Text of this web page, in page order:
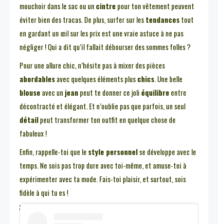
mouchoir dans le sac ou un cintre pour ton vêtement peuvent
éviter bien des tracas. De plus, surfer sur lestendancestout
en gardant un œil sur les prix est une vraie astuce à ne pas
négliger ! Qui a dit qu’il fallait débourser des sommes folles ?
Pour une allure chic, n’hésite pas à mixer des pièces
abordablesavec quelques éléments pluschics. Une belle
blouse avec un jean peut te donner ce joli équilibre entre
décontracté et élégant. Et n’oublie pas que parfois, un seul
détailpeut transformer ton outfit en quelque chose de
fabuleux !
Enfin, rappelle-toi que le style personnelse développe avec le
temps. Ne sois pas trop dure avec toi-même, et amuse-toi à
expérimenter avec ta mode. Fais-toi plaisir, et surtout, sois
fidèle à qui tu es !